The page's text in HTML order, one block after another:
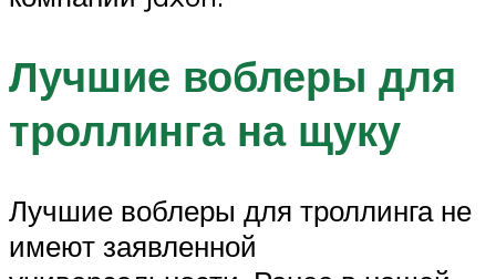
Лучшие воблеры для
троллинга на щуку
Лучшие воблеры для троллинга не
имеют заявленной